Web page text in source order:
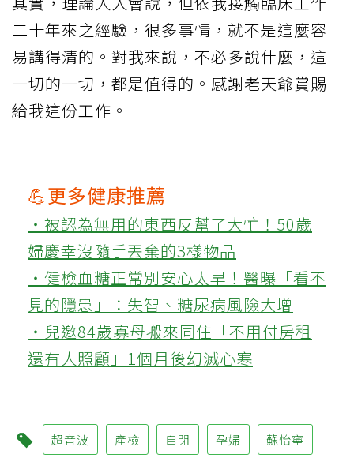
二十年來之經驗，很多事情，就不是這麼容
易講得清的。對我來說，不必多說什麼，這
一切的一切，都是值得的。感謝老天爺賞賜
給我這份工作。
💪更多健康推薦
‧被認為無用的東西反幫了大忙！50歲
婦慶幸沒隨手丟棄的3樣物品
‧健檢血糖正常別安心太早！醫曝「看不
見的隱患」：失智、糖尿病風險大增
‧兒邀84歲寡母搬來同住「不用付房租
還有人照顧」1個月後幻滅心寒
超音波 產檢 自閉 孕婦 蘇怡寧